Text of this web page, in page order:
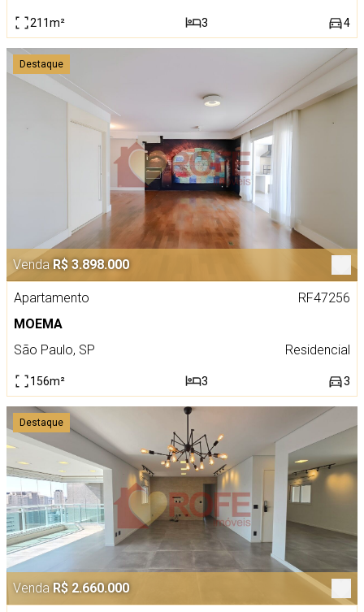
211m² 3 4
Destaque
Venda R$ 3.898.000
Apartamento
RF47256
MOEMA
São Paulo, SP
Residencial
156m² 3 3
Destaque
Venda R$ 2.660.000